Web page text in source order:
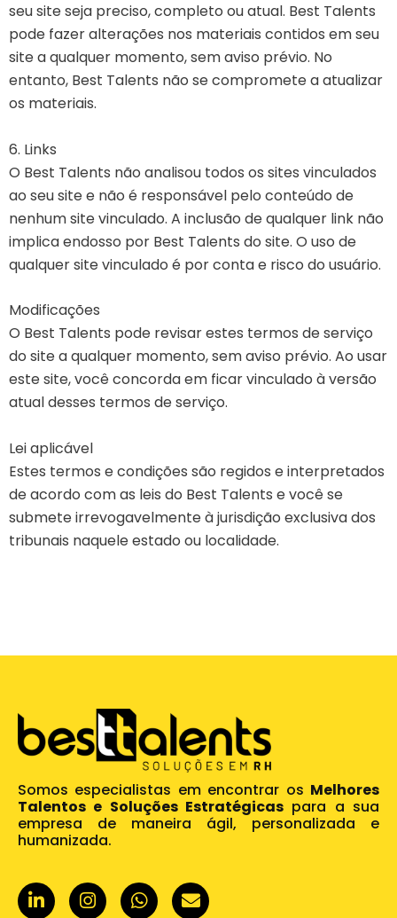
seu site seja preciso, completo ou atual. Best Talents
pode fazer alterações nos materiais contidos em seu
site a qualquer momento, sem aviso prévio. No
entanto, Best Talents não se compromete a atualizar
os materiais.
6. Links
O Best Talents não analisou todos os sites vinculados
ao seu site e não é responsável pelo conteúdo de
nenhum site vinculado. A inclusão de qualquer link não
implica endosso por Best Talents do site. O uso de
qualquer site vinculado é por conta e risco do usuário.
Modificações
O Best Talents pode revisar estes termos de serviço
do site a qualquer momento, sem aviso prévio. Ao usar
este site, você concorda em ficar vinculado à versão
atual desses termos de serviço.
Lei aplicável
Estes termos e condições são regidos e interpretados
de acordo com as leis do Best Talents e você se
submete irrevogavelmente à jurisdição exclusiva dos
tribunais naquele estado ou localidade.
Somos especialistas em encontrar os Melhores
Talentos e Soluções Estratégicas para a sua
empresa de maneira ágil, personalizada e
humanizada.
L
i
I
n
W
h
E
n